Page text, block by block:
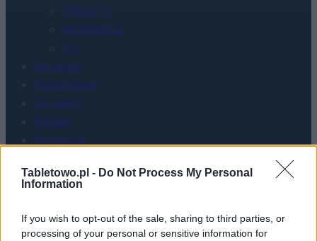
Tabletowo.pl - Do Not Process My Personal
Information
If you wish to opt-out of the sale, sharing to third parties, or
processing of your personal or sensitive information for
TABLETY
WEARABLE
TV
Recenzje
Porównania
Co kupić
Porady
Promocje
Hardware PC
Gaming
AI